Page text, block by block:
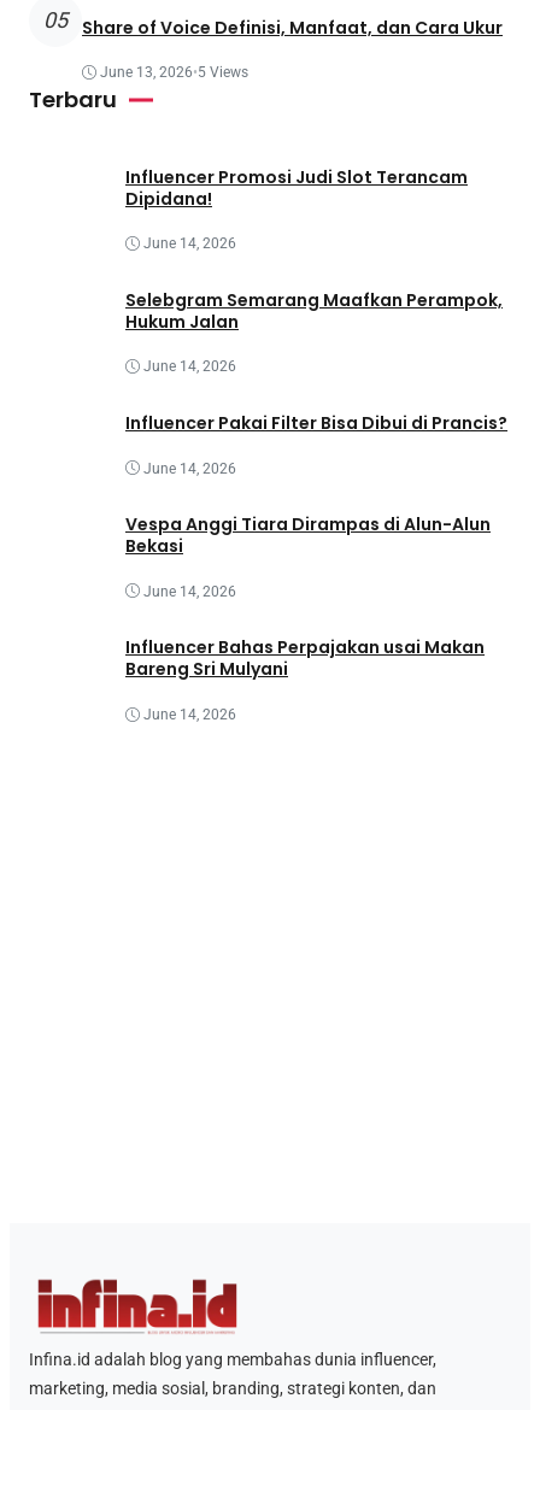
05 Share of Voice Definisi, Manfaat, dan Cara Ukur
June 13, 2026•5 Views
Terbaru
Influencer Promosi Judi Slot Terancam
Dipidana!
June 14, 2026
Selebgram Semarang Maafkan Perampok,
Hukum Jalan
June 14, 2026
Influencer Pakai Filter Bisa Dibui di Prancis?
June 14, 2026
Vespa Anggi Tiara Dirampas di Alun-Alun
Bekasi
June 14, 2026
Influencer Bahas Perpajakan usai Makan
Bareng Sri Mulyani
June 14, 2026
Infina.id adalah blog yang membahas dunia influencer,
marketing, media sosial, branding, strategi konten, dan